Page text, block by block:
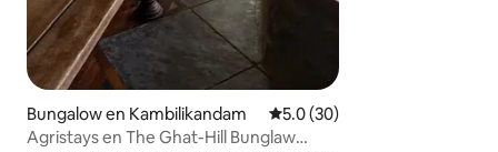
Bungalow en Kambilikandam Calificación promedio: 5.0 de
5.0 (30)
Agristays en The Ghat-Hill Bunglaw